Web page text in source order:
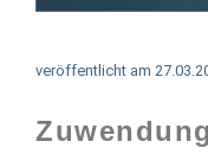
veröffentlicht am